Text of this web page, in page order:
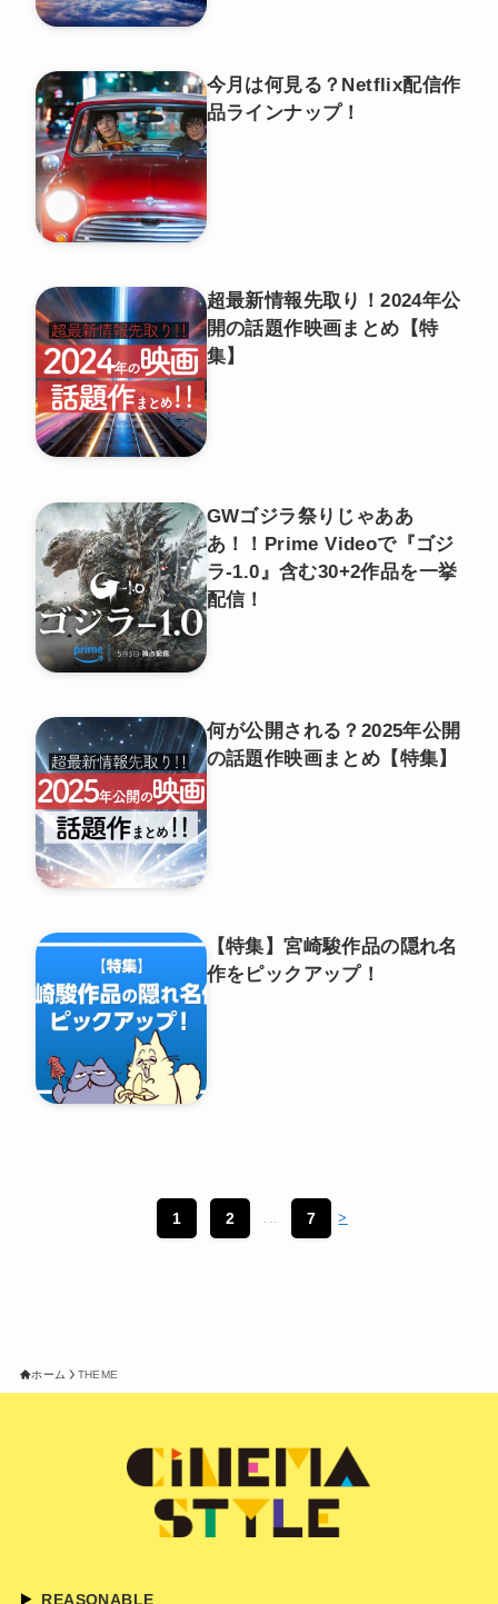
今月は何見る？Netflix配信作
品ラインナップ！
超最新情報先取り！2024年公
開の話題作映画まとめ【特
集】
GWゴジラ祭りじゃああ
あ！！Prime Videoで『ゴジ
ラ-1.0』含む30+2作品を一挙
配信！
何が公開される？2025年公開
の話題作映画まとめ【特集】
【特集】宮崎駿作品の隠れ名
作をピックアップ！
1 2 7 >
ホーム THEME
REASONABLE